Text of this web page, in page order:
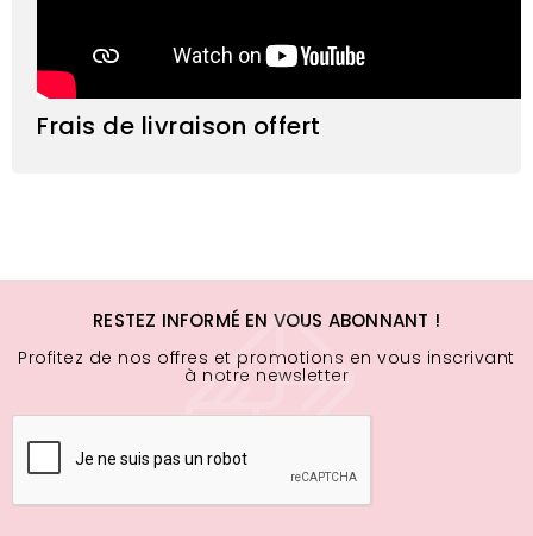
Frais de livraison offert
RESTEZ INFORMÉ EN VOUS ABONNANT !
Profitez de nos offres et promotions en vous inscrivant
à notre newsletter